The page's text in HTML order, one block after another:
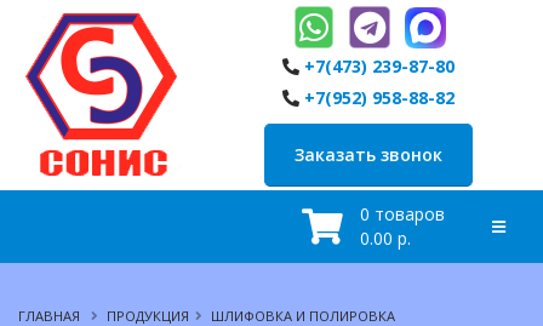
+7(473) 239-87-80
+7(952) 958-88-82
Заказать звонок
0 товаров
0.00 р.
ГЛАВНАЯ ПРОДУКЦИЯ
ШЛИФОВКА И ПОЛИРОВКА